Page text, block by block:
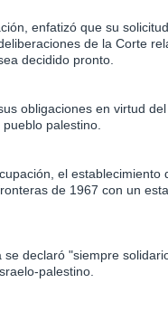
enfatizó que su
de la Corte
decidido pronto.
obligaciones en virtud
palestino.
el establecimiento
de 1967 con un
declaró "siempre
palestino.